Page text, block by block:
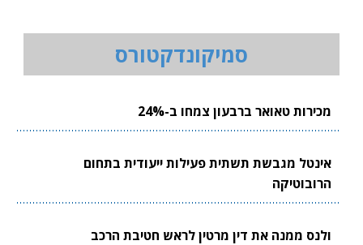
סמיקונדקטורס
מכירות טאואר ברבעון צמחו ב-24%
אינטל מגבשת תשתית פעילות ייעודית בתחום
הרובוטיקה
ולנס ממנה את דין מרטין לראש חטיבת הרכב